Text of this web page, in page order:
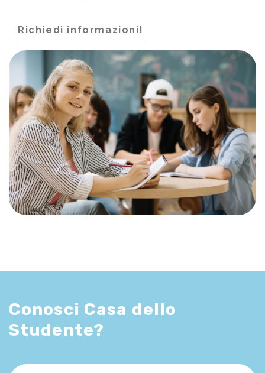
Richiedi informazioni!
Conosci Casa dello
Studente?